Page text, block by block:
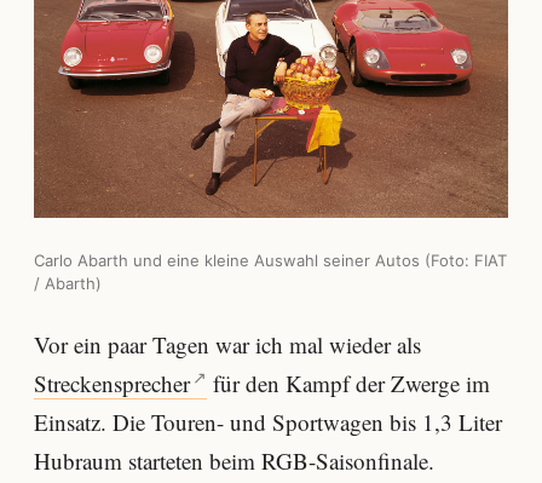
Carlo Abarth und eine kleine Auswahl seiner Autos (Foto: FIAT
/ Abarth)
Vor ein paar Tagen war ich mal wieder als
Streckensprecher
für den Kampf der Zwerge im
Einsatz. Die Touren- und Sportwagen bis 1,3 Liter
Hubraum starteten beim RGB-Saisonfinale.